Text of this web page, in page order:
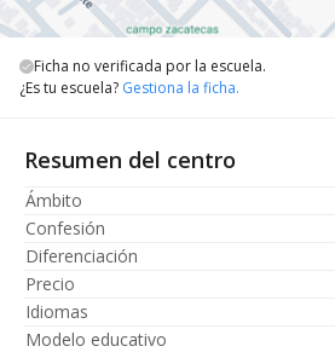
Ficha no verificada por la escuela.
¿Es tu escuela? Gestiona la ficha.
Resumen del centro
Ámbito
Confesión
Diferenciación
Precio
Idiomas
Modelo educativo